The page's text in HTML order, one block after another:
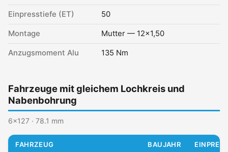
Einpresstiefe (ET) 50
Montage Mutter — 12x1,50
Anzugsmoment Alu 135 Nm
Fahrzeuge mit gleichem Lochkreis und
Nabenbohrung
6x127 · 78.1 mm
FAHRZEUG BAUJAHR